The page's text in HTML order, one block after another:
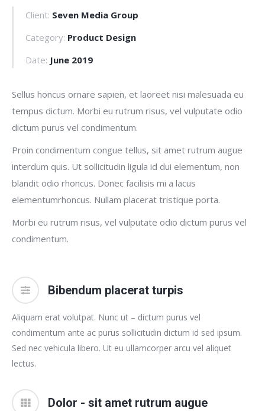
Client: Seven Media Group
Category: Product Design
Date: June 2019
Sellus honcus ornare sapien, et laoreet nisi malesuada eu
tempus dictum. Morbi eu rutrum risus, vel vulputate odio
dictum purus vel condimentum.
Proin condimentum congue tellus, sit amet rutrum augue
interdum quis. Ut sollicitudin ligula id dui elementum, non
blandit odio rhoncus. Donec facilisis mi a lacus
elementumrhoncus. Nullam placerat tristique porta.
Morbi eu rutrum risus, vel vulputate odio dictum purus vel
condimentum.
Bibendum placerat turpis
Aliquam erat volutpat. Nunc ut – dictum purus vel
condimentum ante ac purus sollicitudin dictum id sed ipsum.
Sed nec vehicula libero. Ut eu ullamcorper arcu vel aliquet
lectus.
Dolor - sit amet rutrum augue